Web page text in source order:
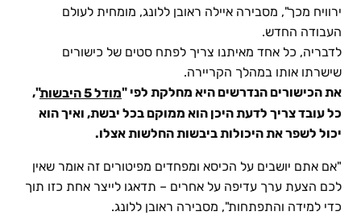
ירוויח מכך", מסבירה איילה ראובן ללונג, מומחית לעולם
העבודה החדש.
לדבריה, כל אחד מאיתנו צריך לפתח סטים של כישורים
שישרתו אותו במהלך הקריירה.
את הכישורים הנדרשים היא מחלקת לפי "מודל 5 היבשות
",
כל עובד צריך לדעת היכן הוא ממוקם בכל יבשת, ואיך הוא
יכול לשפר את היכולות ביבשות החלשות אצלו.
"אם אתם יושבים על הכיסא ומפחדים מפיטורים זה אומר שאין
לכם הצעת ערך עדיפה על אחרים – תדאגו לייצר אחת כזו תוך
כדי למידה והתפתחות", מסבירה ראובן ללונג.